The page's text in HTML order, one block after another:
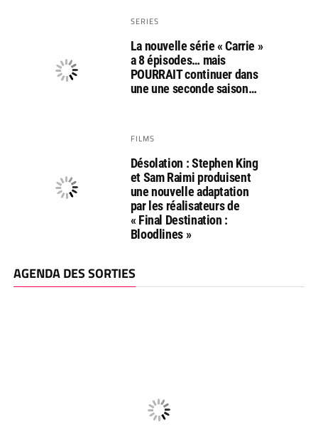
SERIES
La nouvelle série « Carrie »
a 8 épisodes… mais
POURRAIT continuer dans
une une seconde saison…
FILMS
Désolation : Stephen King
et Sam Raimi produisent
une nouvelle adaptation
par les réalisateurs de
« Final Destination :
Bloodlines »
AGENDA DES SORTIES